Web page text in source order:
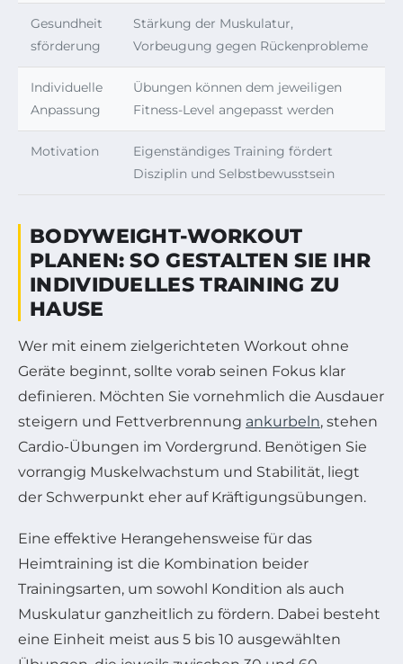
Gesundheit
sförderung
Stärkung der Muskulatur,
Vorbeugung gegen Rückenprobleme
Individuelle
Anpassung
Übungen können dem jeweiligen
Fitness-Level angepasst werden
Motivation
Eigenständiges Training fördert
Disziplin und Selbstbewusstsein
BODYWEIGHT-WORKOUT
PLANEN: SO GESTALTEN SIE IHR
INDIVIDUELLES TRAINING ZU
HAUSE
Wer mit einem zielgerichteten Workout ohne
Geräte beginnt, sollte vorab seinen Fokus klar
definieren. Möchten Sie vornehmlich die Ausdauer
steigern und Fettverbrennung ankurbeln, stehen
Cardio-Übungen im Vordergrund. Benötigen Sie
vorrangig Muskelwachstum und Stabilität, liegt
der Schwerpunkt eher auf Kräftigungsübungen.
Eine effektive Herangehensweise für das
Heimtraining ist die Kombination beider
Trainingsarten, um sowohl Kondition als auch
Muskulatur ganzheitlich zu fördern. Dabei besteht
eine Einheit meist aus 5 bis 10 ausgewählten